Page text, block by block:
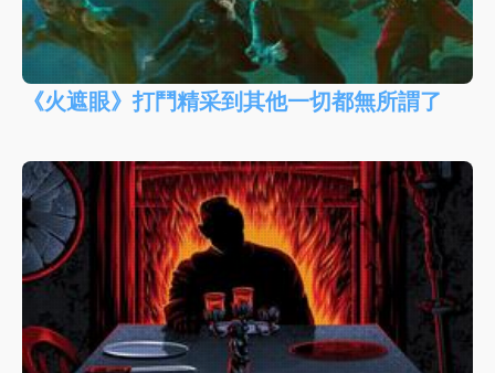
《火遮眼》打鬥精采到其他一切都無所謂了